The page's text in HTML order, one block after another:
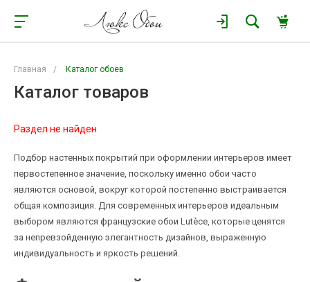
Главная / Каталог обоев
Каталог товаров
Раздел не найден
Подбор настенных покрытий при оформлении интерьеров имеет
первостепенное значение, поскольку именно обои часто
являются основой, вокруг которой постепенно выстраивается
общая композиция. Для современных интерьеров идеальным
выбором являются французские обои Lutèce, которые ценятся
за непревзойденную элегантность дизайнов, выраженную
индивидуальность и яркость решений.